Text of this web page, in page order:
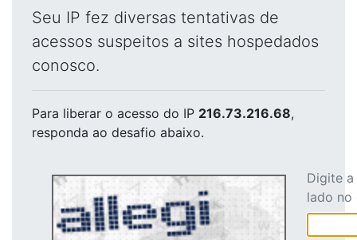
Seu IP fez diversas tentativas de
acessos suspeitos a sites hospedados
conosco.
Para liberar o acesso do IP 216.73.216.68,
responda ao desafio abaixo.
Digite
lado no